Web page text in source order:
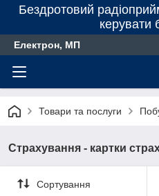
Бездротовий
керувати
Електрон, МП
Товари та послуги
Страхування - картки
Сортування